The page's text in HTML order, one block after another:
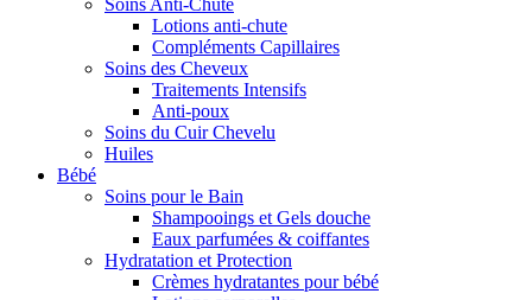
Soins Anti-Chute
Lotions anti-chute
Compléments Capillaires
Soins des Cheveux
Traitements Intensifs
Anti-poux
Soins du Cuir Chevelu
Huiles
Bébé
Soins pour le Bain
Shampooings et Gels douche
Eaux parfumées & coiffantes
Hydratation et Protection
Crèmes hydratantes pour bébé